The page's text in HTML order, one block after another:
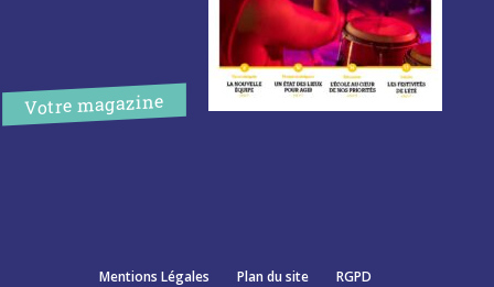
Votre magazine
Mentions Légales Plan du site RGPD